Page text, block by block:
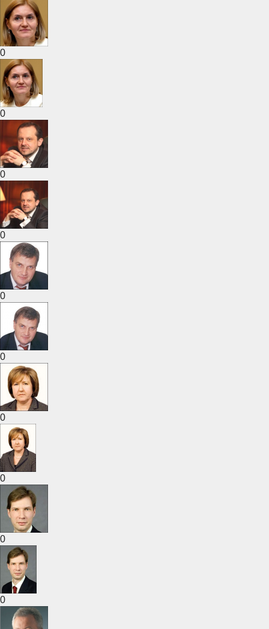
0
0
0
0
0
0
0
0
0
0